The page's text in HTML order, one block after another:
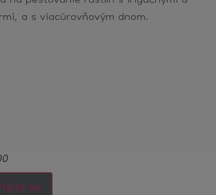
a s viacúrovňovým dnom.
sa